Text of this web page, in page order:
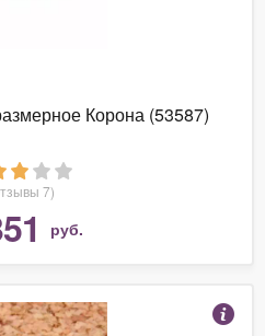
Корона (53587)
7)
руб.